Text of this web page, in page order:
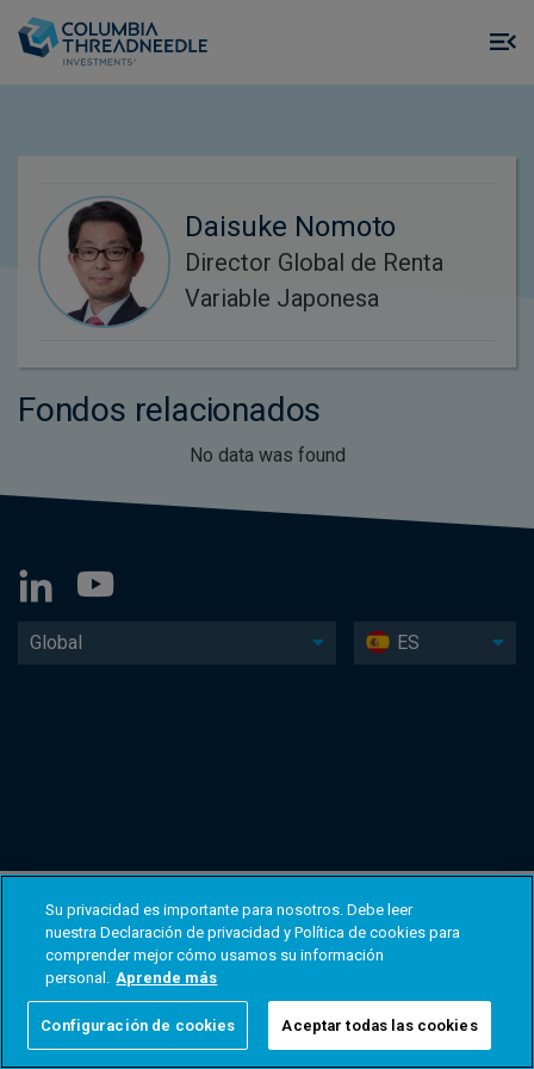
Daisuke Nomoto
Director Global de Renta
Variable Japonesa
Fondos relacionados
No data was found
Global ES
Su privacidad es importante para nosotros. Debe leer
nuestra Declaración de privacidad y Política de cookies para
comprender mejor cómo usamos su información
personal. Aprende más
Configuración de cookies Aceptar todas las cookies